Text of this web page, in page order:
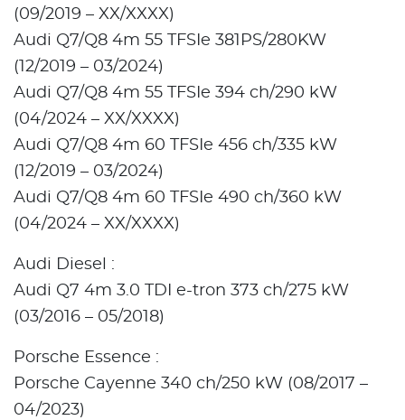
(09/2019 – XX/XXXX)
Audi Q7/Q8 4m 55 TFSIe 381PS/280KW
(12/2019 – 03/2024)
Audi Q7/Q8 4m 55 TFSIe 394 ch/290 kW
(04/2024 – XX/XXXX)
Audi Q7/Q8 4m 60 TFSIe 456 ch/335 kW
(12/2019 – 03/2024)
Audi Q7/Q8 4m 60 TFSIe 490 ch/360 kW
(04/2024 – XX/XXXX)
Audi Diesel :
Audi Q7 4m 3.0 TDI e-tron 373 ch/275 kW
(03/2016 – 05/2018)
Porsche Essence :
Porsche Cayenne 340 ch/250 kW (08/2017 –
04/2023)